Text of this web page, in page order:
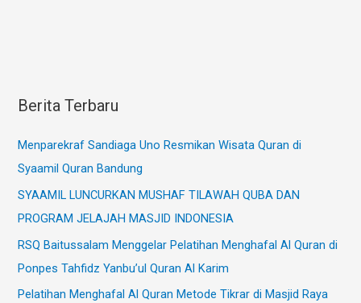
Berita Terbaru
Menparekraf Sandiaga Uno Resmikan Wisata Quran di
Syaamil Quran Bandung
SYAAMIL LUNCURKAN MUSHAF TILAWAH QUBA DAN
PROGRAM JELAJAH MASJID INDONESIA
RSQ Baitussalam Menggelar Pelatihan Menghafal Al Quran di
Ponpes Tahfidz Yanbu’ul Quran Al Karim
Pelatihan Menghafal Al Quran Metode Tikrar di Masjid Raya